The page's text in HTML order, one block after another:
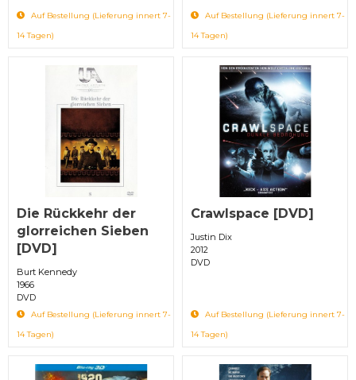
Auf Bestellung (Lieferung innert 7-
14 Tagen)
Auf Bestellung (Lieferung innert 7-
14 Tagen)
Die Rückkehr der
glorreichen Sieben
[DVD]
Burt Kennedy
1966
DVD
Auf Bestellung (Lieferung innert 7-
14 Tagen)
Crawlspace [DVD]
Justin Dix
2012
DVD
Auf Bestellung (Lieferung innert 7-
14 Tagen)